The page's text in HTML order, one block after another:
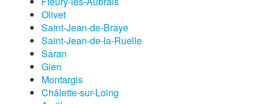
Olivet
Saint-Jean-de-Braye
Saint-Jean-de-la-Ruelle
Saran
Gien
Montargis
Châlette-sur-Loing